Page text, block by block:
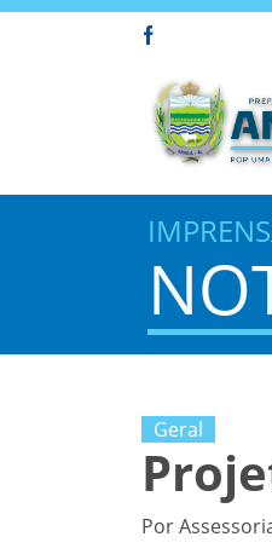
Geral
Por